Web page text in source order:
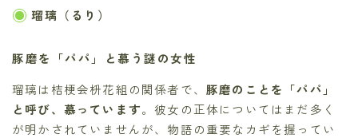
瑠璃（るり）
豚磨を「パパ」と慕う謎の女性
瑠璃は桔梗会枡花組の関係者で、 豚磨のことを「パパ」
と呼び、慕っています。彼女の正体についてはまだ多く
が明かされていませんが、物語の重要なカギを握ってい